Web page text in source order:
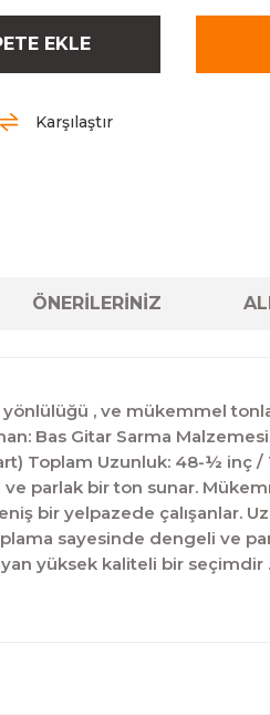
EKLE
Karşılaştır
ÖNERİLERİNİZ
, ve mükemmel
Bas Gitar Sarma
Toplam Uzunluk: 48-½ inç
ve parlak bir ton sunar.
bir yelpazede çalışanlar.
sayesinde dengeli ve
yüksek kaliteli bir seçimdir